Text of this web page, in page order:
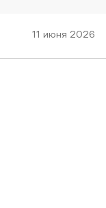
11 июня 2026